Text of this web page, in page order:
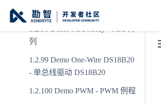
Demo LCD - LCD 例程
列
Demo One-Wire DS18B20
- 单总线驱动 DS18B20
Demo PWM - PWM 例程